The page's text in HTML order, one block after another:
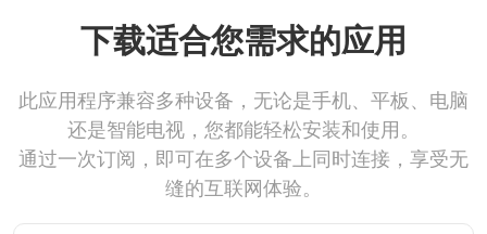
下载适合您需求的应用
此应用程序兼容多种设备，无论是手机、平板、电脑
还是智能电视，您都能轻松安装和使用。
通过一次订阅，即可在多个设备上同时连接，享受无
缝的互联网体验。